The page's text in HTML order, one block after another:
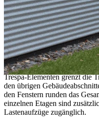
Gebäude der bonprix-
ohne Verbindung zu den
diesen wird der Übergang in
Verbindungstraktes gewährt.
über eine Warmwasser-
entsprechend dem Corporate
Sowohl bei der
findet sich das "Rot" wieder.
Trespa-Elementen grenzt die
den übrigen
den Fenstern runden das
einzelnen Etagen sind
Lastenaufzüge zugänglich.